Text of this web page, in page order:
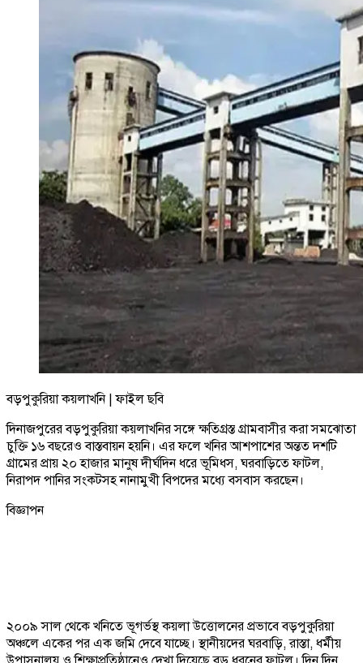
বড়পুকুরিয়া কয়লাখনি | ফাইল ছবি
দিনাজপুরের বড়পুকুরিয়া কয়লাখনির সঙ্গে ক্ষতিগ্রস্ত গ্রামবাসীর করা সমঝোতা
চুক্তি ১৬ বছরেও বাস্তবায়ন হয়নি। এর ফলে খনির আশপাশের অন্তত দশটি
গ্রামের প্রায় ২০ হাজার মানুষ দীর্ঘদিন ধরে ভূমিধস, ঘরবাড়িতে ফাটল,
নিরাপদ পানির সংকটসহ নানামুখী বিপদের মধ্যে বসবাস করছেন।
বিজ্ঞাপন
২০০৯ সাল থেকে খনিতে ভূগর্ভস্থ কয়লা উত্তোলনের প্রভাবে বড়পুকুরিয়া
অঞ্চলে একের পর এক জমি দেবে যাচ্ছে। স্থানীয়দের ঘরবাড়ি, রাস্তা, ধর্মীয়